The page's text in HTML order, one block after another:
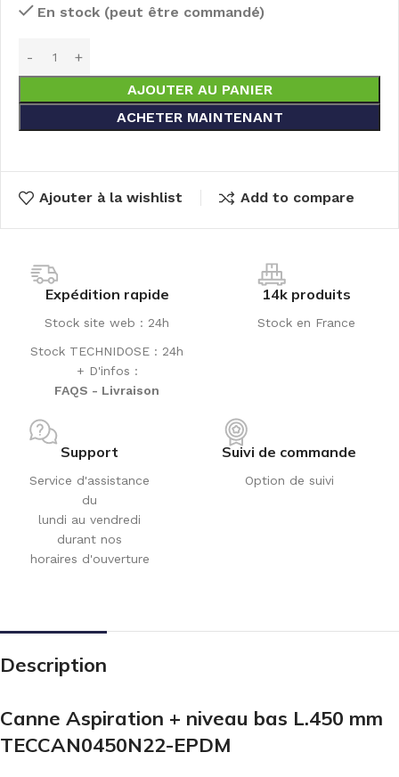
En stock (peut être commandé)
AJOUTER AU PANIER
ACHETER MAINTENANT
Ajouter à la wishlist Add to compare
Expédition rapide
Stock site web : 24h
Stock TECHNIDOSE : 24h
+ D'infos :
FAQS - Livraison
14k produits
Stock en France
Support
Service d'assistance
du
lundi au vendredi
durant nos
horaires d'ouverture
Suivi de commande
Option de suivi
Description
Canne Aspiration + niveau bas L.450 mm
TECCAN0450N22-EPDM